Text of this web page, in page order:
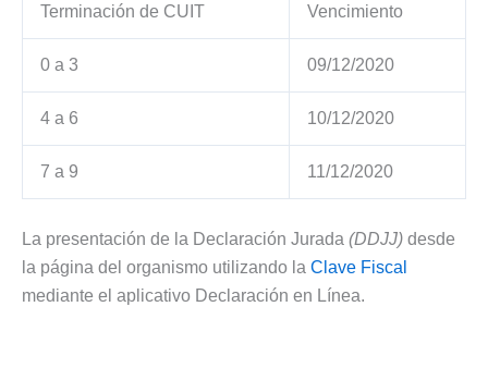
Terminación de CUIT Vencimiento
0 a 3 09/12/2020
4 a 6 10/12/2020
7 a 9 11/12/2020
La presentación de la Declaración Jurada (DDJJ) desde
la página del organismo utilizando la Clave Fiscal
mediante el aplicativo Declaración en Línea.